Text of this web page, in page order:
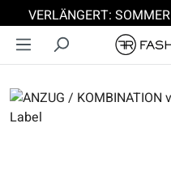
Zum Hauptinhalt springen
VERLÄNGERT:
Bildergalerie überspringen